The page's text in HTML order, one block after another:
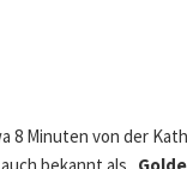
8 Minuten von der